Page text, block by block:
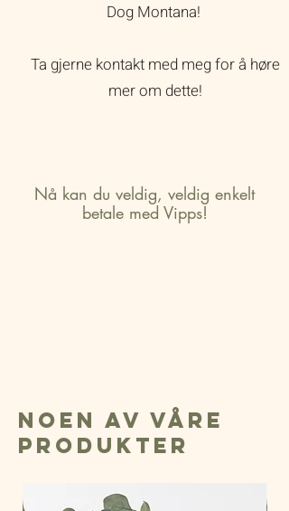
Dog Montana!
Ta gjerne kontakt med meg for å høre
mer om dette!
Nå kan du veldig, veldig enkelt
betale med Vipps!
Noen av våre
produkter